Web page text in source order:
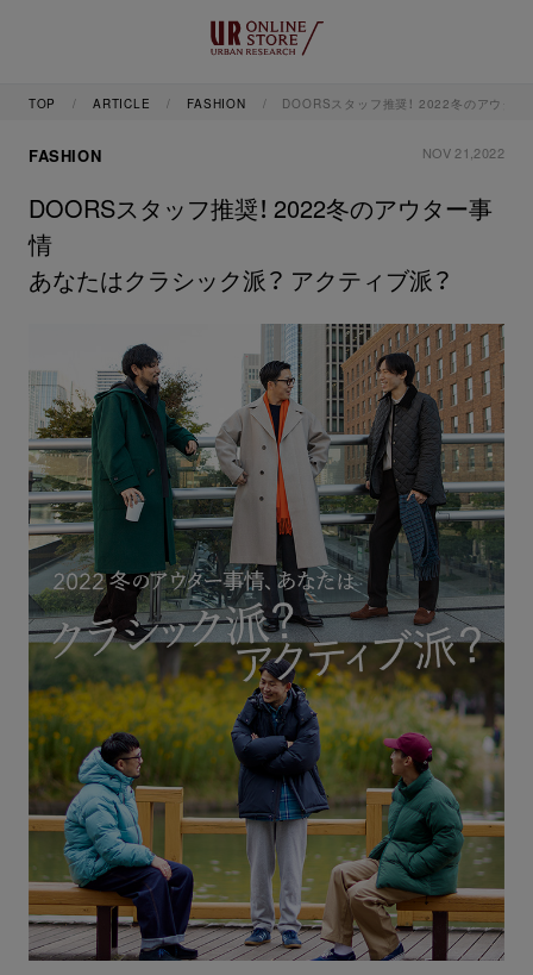
TOP ARTICLE FASHION DOORSスタッフ推奨！ 2022冬のアウタ
FASHION NOV 21,2022
DOORSスタッフ推奨！ 2022冬のアウター事
情
あなたはクラシック派？ アクティブ派？